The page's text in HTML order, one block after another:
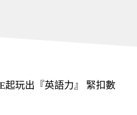
起玩出『英語力』 緊扣數